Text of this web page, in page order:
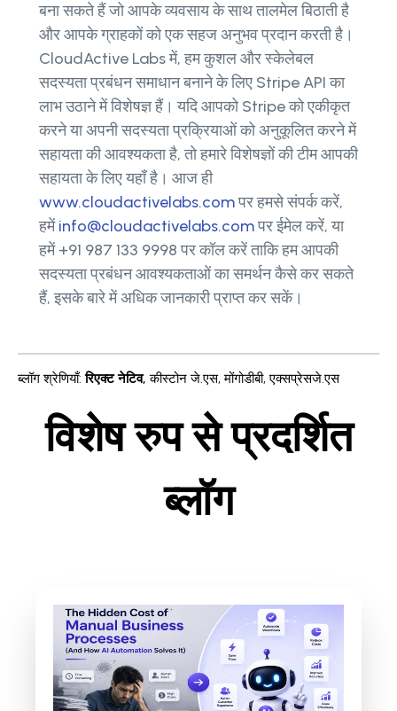
बना सकते हैं जो आपके व्यवसाय के साथ तालमेल बिठाती है
और आपके ग्राहकों को एक सहज अनुभव प्रदान करती है।
CloudActive Labs में, हम कुशल और स्केलेबल
सदस्यता प्रबंधन समाधान बनाने के लिए Stripe API का
लाभ उठाने में विशेषज्ञ हैं। यदि आपको Stripe को एकीकृत
करने या अपनी सदस्यता प्रक्रियाओं को अनुकूलित करने में
सहायता की आवश्यकता है, तो हमारे विशेषज्ञों की टीम आपकी
सहायता के लिए यहाँ है। आज ही
www.cloudactivelabs.comपर हमसे संपर्क करें,
हमेंinfo@cloudactivelabs.comपर ईमेल करें, या
हमें +91 987 133 9998 पर कॉल करें ताकि हम आपकी
सदस्यता प्रबंधन आवश्यकताओं का समर्थन कैसे कर सकते
हैं, इसके बारे में अधिक जानकारी प्राप्त कर सकें।
ब्लॉग श्रेणियाँ: रिएक्ट नेटिव, कीस्टोन जे.एस,मोंगोडीबी,एक्सप्रेसजे.एस
विशेष रुप से प्रदर्शित
ब्लॉग